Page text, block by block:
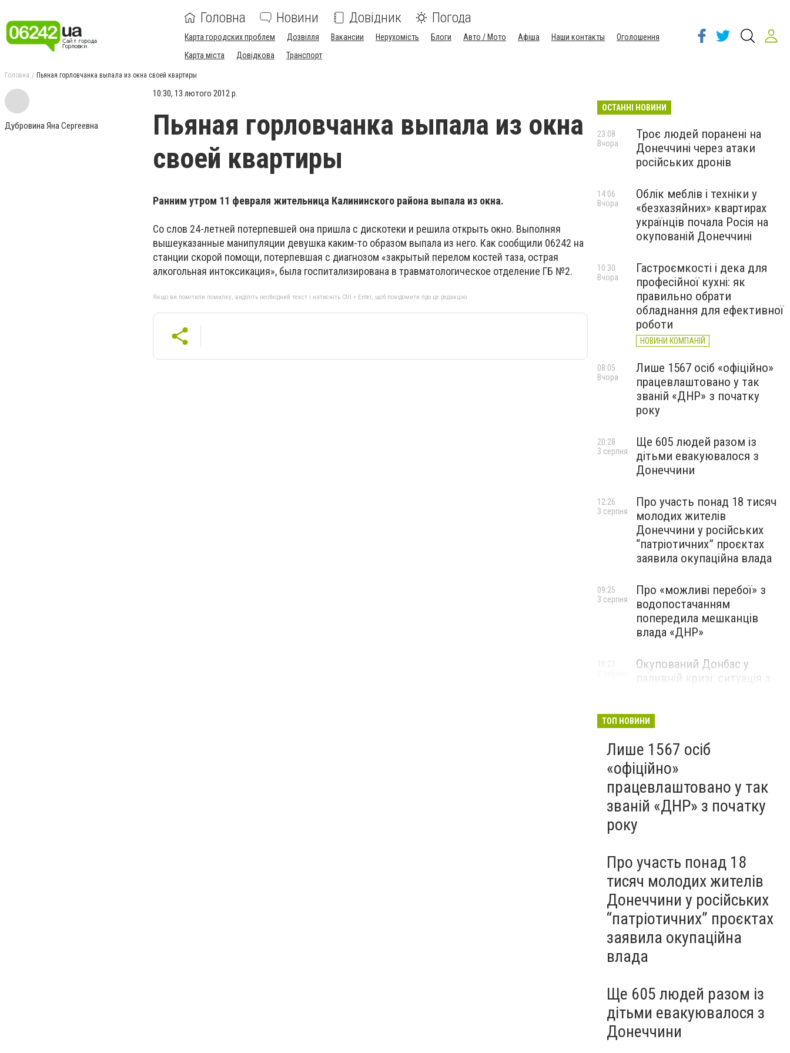
Головна Новини Довідник Погода
Карта городских проблем Дозвілля Вакансии Нерухомість Блоги Авто / Мото Афіша Наши контакты
Оголошення
Карта міста
Довідкова Транспорт
Головна Пьяная горловчанка выпала из окна своей квартиры
Дубровина Яна Сергеевна
10:30, 13 лютого 2012 р.
Пьяная горловчанка выпала из окна
своей квартиры
Ранним утром 11 февраля жительница Калининского района выпала из окна.
Со слов 24-летней потерпевшей она пришла с дискотеки и решила открыть окно. Выполняя
вышеуказанные манипуляции девушка каким-то образом выпала из него. Как сообщили 06242 на
станции скорой помощи, потерпевшая с диагнозом «закрытый перелом костей таза, острая
алкогольная интоксикация», была госпитализирована в травматологическое отделение ГБ №2.
Якщо ви помітили помилку, виділіть необхідний текст і натисніть Ctrl + Enter, щоб повідомити про це редакцію
ОСТАННІ НОВИНИ
Троє людей поранені на
Донеччині через атаки
російських дронів
23:08
Вчора
Облік меблів і техніки у
«безхазяйних» квартирах
українців почала Росія на
окупованій Донеччині
14:06
Вчора
Гастроємкості і дека для
професійної кухні: як
правильно обрати
обладнання для ефективної
роботи
НОВИНИ КОМПАНІЙ
10:30
Вчора
Лише 1567 осіб «офіційно»
працевлаштовано у так
званій «ДНР» з початку
року
08:05
Вчора
Ще 605 людей разом із
дітьми евакуювалося з
Донеччини
20:28
3 серпня
Про участь понад 18 тисяч
молодих жителів
Донеччини у російських
“патріотичних” проєктах
заявила окупаційна влада
12:26
3 серпня
Про «можливі перебої» з
водопостачанням
попередила мешканців
влада «ДНР»
09:25
3 серпня
Окупований Донбас у
паливній кризі: ситуація з
ТОП НОВИНИ
Лише 1567 осіб
«офіційно»
працевлаштовано у так
званій «ДНР» з початку
року
Про участь понад 18
тисяч молодих жителів
Донеччини у російських
“патріотичних” проєктах
заявила окупаційна
влада
Ще 605 людей разом із
дітьми евакуювалося з
Донеччини